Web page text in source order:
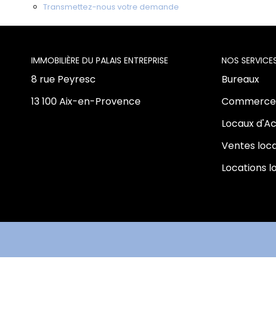
Transmettez-nous votre demande
L'AGENCE
8 rue Peyresc
13 100 Aix-en-Provence
NOS
Bureaux
Locaux
Ventes
Locations